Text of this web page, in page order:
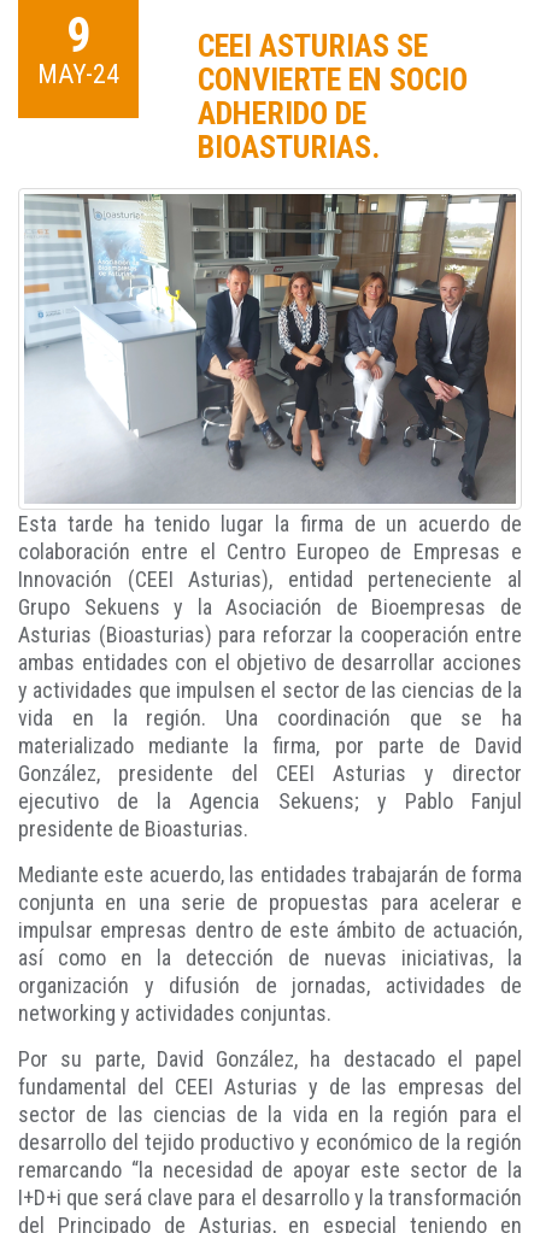
9
MAY-24
CEEI ASTURIAS SE
CONVIERTE EN SOCIO
ADHERIDO DE
BIOASTURIAS.
Esta tarde ha tenido lugar la firma de un acuerdo de
colaboración entre el Centro Europeo de Empresas e
Innovación (CEEI Asturias), entidad perteneciente al
Grupo Sekuens y la Asociación de Bioempresas de
Asturias (Bioasturias) para reforzar la cooperación entre
ambas entidades con el objetivo de desarrollar acciones
y actividades que impulsen el sector de las ciencias de la
vida en la región. Una coordinación que se ha
materializado mediante la firma, por parte de David
González, presidente del CEEI Asturias y director
ejecutivo de la Agencia Sekuens; y Pablo Fanjul
presidente de Bioasturias.
Mediante este acuerdo, las entidades trabajarán de forma
conjunta en una serie de propuestas para acelerar e
impulsar empresas dentro de este ámbito de actuación,
así como en la detección de nuevas iniciativas, la
organización y difusión de jornadas, actividades de
networking y actividades conjuntas.
Por su parte, David González, ha destacado el papel
fundamental del CEEI Asturias y de las empresas del
sector de las ciencias de la vida en la región para el
desarrollo del tejido productivo y económico de la región
remarcando “la necesidad de apoyar este sector de la
I+D+i que será clave para el desarrollo y la transformación
del Principado de Asturias, en especial teniendo en